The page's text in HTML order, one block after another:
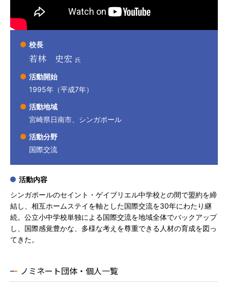
校長
若林 史宏 氏
活動開始
1995年（平成7年）
活動地域
宮崎県日南市、シンガポール
活動分野
国際交流
活動内容
シンガポールのセイント・ゲイブリエル中学校との間で盟約を締
結し、相互ホームステイを軸とした国際交流を30年にわたり継
続。公立小中学校単独による国際交流を地域全体でバックアップ
し、国際感覚豊かな、多様な考えを尊重できる人材の育成を図っ
てきた。
ノミネート団体・個人一覧